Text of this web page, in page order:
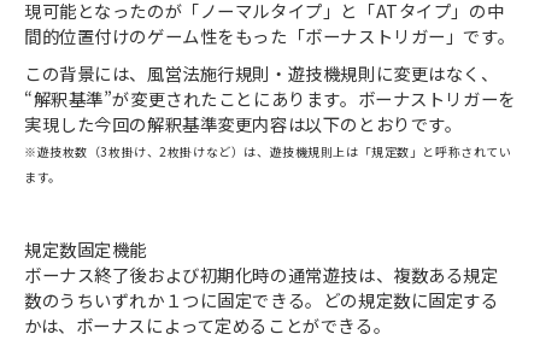
現可能となったのが「ノーマルタイプ」と「ATタイプ」の中
間的位置付けのゲーム性をもった「ボーナストリガー」です。
この背景には、風営法施行規則・遊技機規則に変更はなく、
“解釈基準”が変更されたことにあります。ボーナストリガーを
実現した今回の解釈基準変更内容は以下のとおりです。
※遊技枚数（3枚掛け、2枚掛けなど）は、遊技機規則上は「規定数」と呼称されてい
ます。
規定数固定機能
ボーナス終了後および初期化時の通常遊技は、複数ある規定
数のうちいずれか１つに固定できる。どの規定数に固定する
かは、ボーナスによって定めることができる。